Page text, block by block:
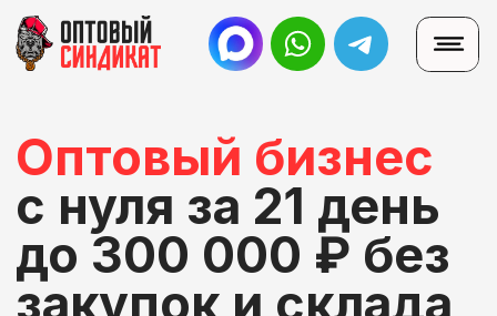
Даже совмещая с основной
работой на старте
с нуля за 21 день
до 300 000 ₽ без
закупок и склада